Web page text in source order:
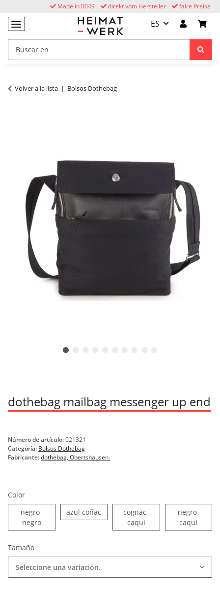
faire Preise
direkt vom Hersteller
Made in 0049
ES
Volver a la lista Bolsos Dothebag
dothebag mailbag messenger up end
Número de artículo:021321
Categoría: Bolsos Dothebag
Fabricante:dothebag, Obertshausen.
Color
negro-
negronegro-negro
azul coñac azul coñaccognac-
caquicognac-caqui
negro-
caqui
Tamaño
Seleccione una variación.